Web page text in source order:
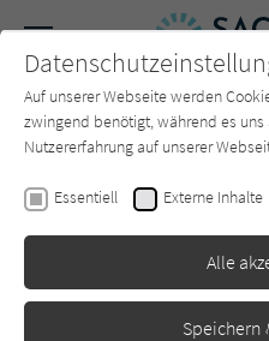
SUCHE Forum
David Barrie
inneren
mare
Auf unserer Webseite werden
zwingend benötigt, während es
Nutzererfahrung auf unserer
Essentiell Externe Inhalte
Alle
Speichern